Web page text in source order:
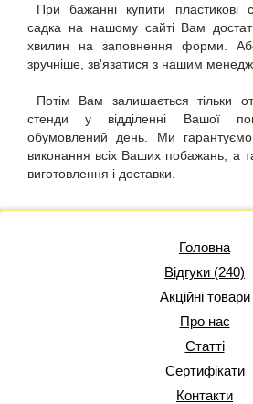
При бажанні купити пластикові
садка на нашому сайті Вам
хвилин на заповнення форми.
зручніше, зв'язатися з нашим
Потім Вам залишається тільки
стенди у відділенні Вашої
обумовлений день. Ми гарантуємо
виконання всіх Ваших побажань, а
виготовлення і доставки.
Головна
Відгуки (240)
Акційні товари
Про нас
Статті
Сертифікати
Контакти